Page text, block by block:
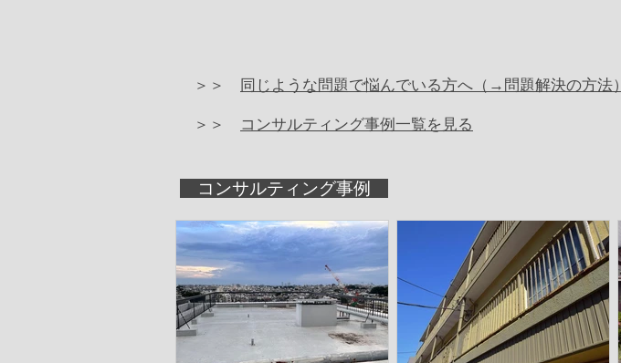
＞＞ 同じような問題で悩んでいる方へ（→問題解決の方法）
＞＞ コンサルティング事例一覧を見る
コンサルティング事例